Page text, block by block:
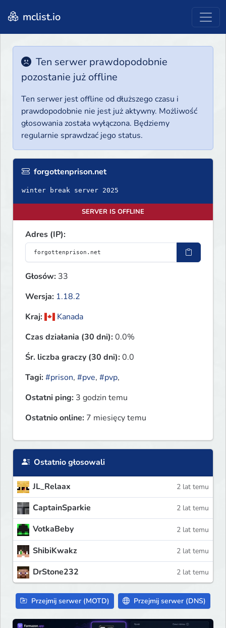
mclist.io
Ten serwer prawdopodobnie
pozostanie już offline
Ten serwer jest offline od dłuższego czasu i
prawdopodobnie nie jest już aktywny. Możliwość
głosowania została wyłączona. Będziemy
regularnie sprawdzać jego status.
forgottenprison.net
winter break server 2025
SERVER IS OFFLINE
Adres (IP):
Głosów: 33
Wersja: 1.18.2
Kraj:
Kanada
Czas działania (30 dni):0.0%
Śr. liczba graczy (30 dni):0.0
Tagi:#prison, #pve, #pvp,
Ostatni ping: 3 godzin temu
Ostatnio online: 7 miesięcy temu
Ostatnio głosowali
JL_Relaax 2 lat temu
CaptainSparkie 2 lat temu
VotkaBeby 2 lat temu
ShibiKwakz 2 lat temu
DrStone232 2 lat temu
Przejmij serwer (MOTD) Przejmij serwer (DNS)